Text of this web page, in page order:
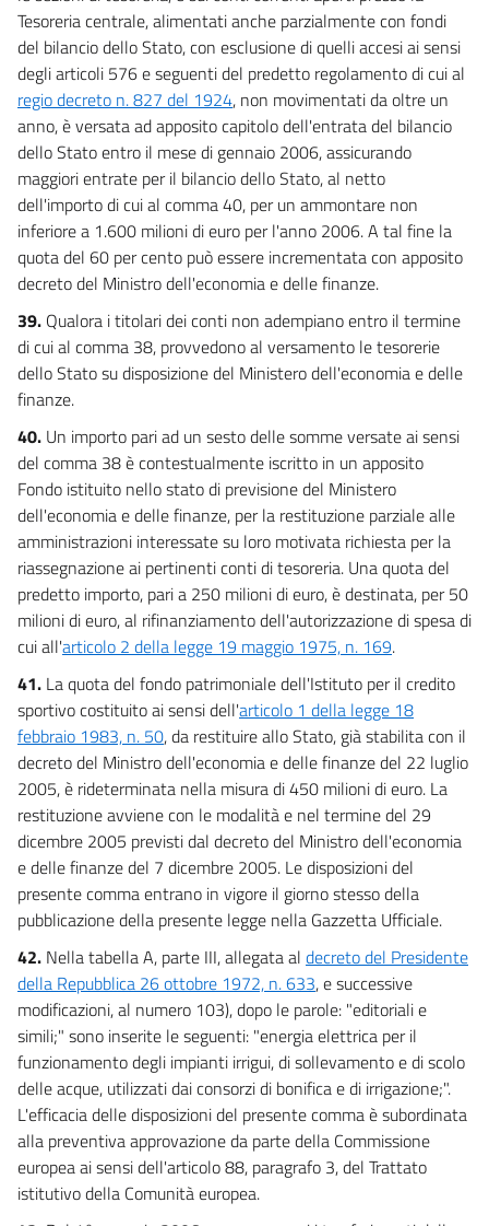
Tesoreria centrale, alimentati anche parzialmente con fondi
del bilancio dello Stato, con esclusione di quelli accesi ai sensi
degli articoli 576 e seguenti del predetto regolamento di cui al
regio decreto n. 827 del 1924, non movimentati da oltre un
anno, è versata ad apposito capitolo dell'entrata del bilancio
dello Stato entro il mese di gennaio 2006, assicurando
maggiori entrate per il bilancio dello Stato, al netto
dell'importo di cui al comma 40, per un ammontare non
inferiore a 1.600 milioni di euro per l'anno 2006. A tal fine la
quota del 60 per cento può essere incrementata con apposito
decreto del Ministro dell'economia e delle finanze.
39. Qualora i titolari dei conti non adempiano entro il termine
di cui al comma 38, provvedono al versamento le tesorerie
dello Stato su disposizione del Ministero dell'economia e delle
finanze.
40. Un importo pari ad un sesto delle somme versate ai sensi
del comma 38 è contestualmente iscritto in un apposito
Fondo istituito nello stato di previsione del Ministero
dell'economia e delle finanze, per la restituzione parziale alle
amministrazioni interessate su loro motivata richiesta per la
riassegnazione ai pertinenti conti di tesoreria. Una quota del
predetto importo, pari a 250 milioni di euro, è destinata, per 50
milioni di euro, al rifinanziamento dell'autorizzazione di spesa di
cui all'articolo 2 della legge 19 maggio 1975, n. 169.
41. La quota del fondo patrimoniale dell'Istituto per il credito
sportivo costituito ai sensi dell'articolo 1 della legge 18
febbraio 1983, n. 50, da restituire allo Stato, già stabilita con il
decreto del Ministro dell'economia e delle finanze del 22 luglio
2005, è rideterminata nella misura di 450 milioni di euro. La
restituzione avviene con le modalità e nel termine del 29
dicembre 2005 previsti dal decreto del Ministro dell'economia
e delle finanze del 7 dicembre 2005. Le disposizioni del
presente comma entrano in vigore il giorno stesso della
pubblicazione della presente legge nella Gazzetta Ufficiale.
42. Nella tabella A, parte III, allegata al decreto del Presidente
della Repubblica 26 ottobre 1972, n. 633, e successive
modificazioni, al numero 103), dopo le parole: "editoriali e
simili;" sono inserite le seguenti: "energia elettrica per il
funzionamento degli impianti irrigui, di sollevamento e di scolo
delle acque, utilizzati dai consorzi di bonifica e di irrigazione;".
L'efficacia delle disposizioni del presente comma è subordinata
alla preventiva approvazione da parte della Commissione
europea ai sensi dell'articolo 88, paragrafo 3, del Trattato
istitutivo della Comunità europea.